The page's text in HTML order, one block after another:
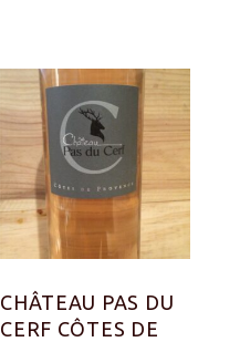
CHÂTEAU PAS DU
CERF CÔTES DE